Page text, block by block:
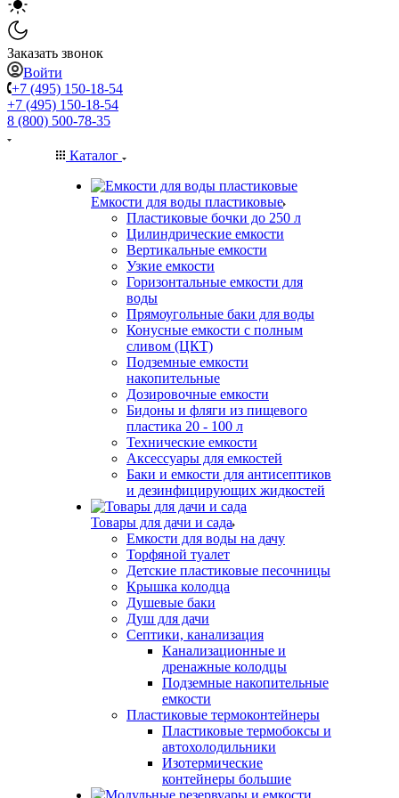
Заказать звонок
Войти
+7 (495) 150-18-54
+7 (495) 150-18-54
8 (800) 500-78-35
Каталог
Емкости для воды пластиковые
Пластиковые бочки до 250 л
Цилиндрические емкости
Вертикальные емкости
Узкие емкости
Горизонтальные емкости для
воды
Прямоугольные баки для воды
Конусные емкости с полным
сливом (ЦКТ)
Подземные емкости
накопительные
Дозировочные емкости
Бидоны и фляги из пищевого
пластика 20 - 100 л
Технические емкости
Аксессуары для емкостей
Баки и емкости для антисептиков
и дезинфицирующих жидкостей
Товары для дачи и сада
Емкости для воды на дачу
Торфяной туалет
Детские пластиковые песочницы
Крышка колодца
Душевые баки
Душ для дачи
Септики, канализация
Канализационные и
дренажные колодцы
Подземные накопительные
емкости
Пластиковые термоконтейнеры
Пластиковые термобоксы и
автохолодильники
Изотермические
контейнеры большие